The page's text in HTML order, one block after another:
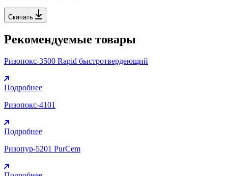
Скачать
Рекомендуемые товары
Ризопокс-3500 Rapid быстротвердеющий
Подробнее
Ризопокс-4101
Подробнее
Ризопур-5201 PurCem